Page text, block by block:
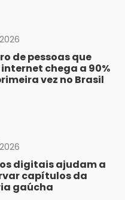
de pessoas que
chega a 90%
vez no Brasil
digitais ajudam a
capítulos da
gaúcha